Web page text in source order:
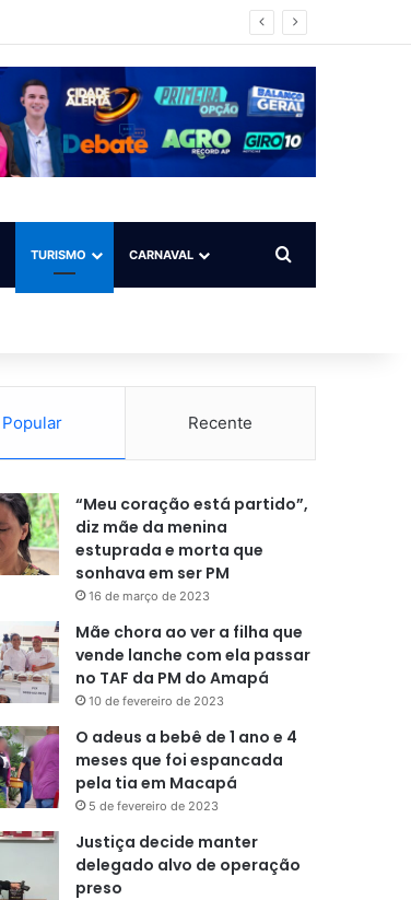
TURISMO CARNAVAL Procurar por
Popular Recente
“Meu coração está partido”,
diz mãe da menina
estuprada e morta que
sonhava em ser PM
16 de março de 2023
Mãe chora ao ver a filha que
vende lanche com ela passar
no TAF da PM do Amapá
10 de fevereiro de 2023
O adeus a bebê de 1 ano e 4
meses que foi espancada
pela tia em Macapá
5 de fevereiro de 2023
Justiça decide manter
delegado alvo de operação
preso